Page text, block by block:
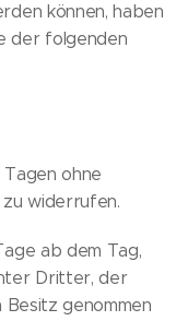
können, haben
der folgenden
ohne
widerrufen.
ab dem Tag,
Dritter, der
genommen